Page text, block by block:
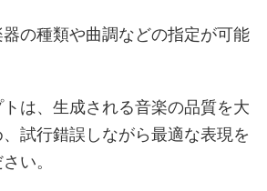
の種類や曲調などの指定が可能
は、生成される音楽の品質を大
試行錯誤しながら最適な表現を
い。